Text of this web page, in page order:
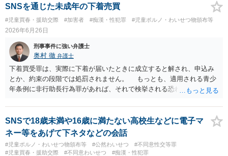
のでしょうか？ 交際＝恋愛感情あり、と定義すれば、恋愛感情が無く
金品目的で交際することは、普通の交際ではなく援助（目的）交際と
なるのでしょうね。 また、交際と交友は異なると思います。交際は、
友人関係（交友）を超えた、性的な関係と考えるべきでしょう。 ＞過
去の成人同士の援交においても、男側は捕まる可能性はあるのでしょ
うか？ そのような法律の制定については存じ上げませんが、刑法は
「遡及処罰禁止」ですので、当時適法であれば、過去に遡って処罰さ
れることはありません。 以上、私見ながらご参考まで。
SNSを通じた未成年の下着売買
#児童買春・援助交際 #加害者 #痴漢・性犯罪 #児童ポルノ・わいせつ物頒布等
2026年6月26日
刑事事件に強い弁護士
奥村 徹 弁護士
下着買受罪は、実際に下着が届いたときに成立すると解され、申込み
とか、約束の段階では処罰されません。 もっとも、適用される青少
年条例に非行助長行為罪があれば、それで検挙される恐れがありま
号に規定する行為、道路交通法（昭和35年法律第1 0 5号） 第条（ 共
同危険行為等の禁止） に規定する行為若しくは家出を行うよう勧誘
し、あおり、そそのかし、若しくは強制し、又はこれらの行為を行わ
せる目的をもって金品その他の財産上の利益若しくは便宜を供与して
はならない。
SNSで18歳未満や16歳に満たない高校生などに電子マ
ネー等をあげて下ネタなどの会話
#児童ポルノ・わいせつ物頒布等 #公然わいせつ
#不同意性交等罪
#児童買春・援助交際
#不同意わいせつ #痴漢・性犯罪